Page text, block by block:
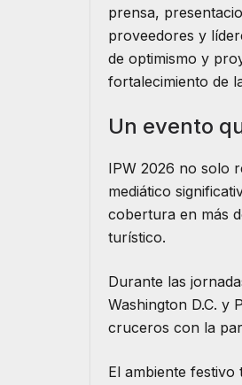
prensa,
proveedores y
de optimismo y
fortalecimiento de
Un evento
IPW 2026 no solo
mediático
cobertura en más
turístico.
Durante las
Washington D.C. y
cruceros con la
El ambiente